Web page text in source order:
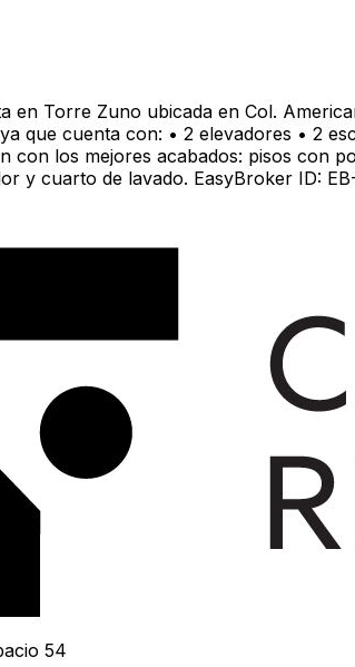
en Torre Zuno ubicada en Col.
que cuenta con: • 2 elevadores • 2
con los mejores acabados: pisos con
y cuarto de lavado. EasyBroker ID:
54